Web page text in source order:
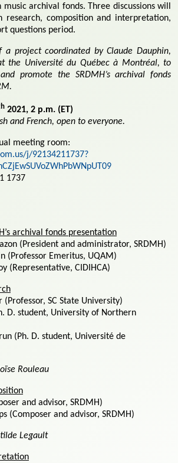
music archival fonds. Three discussions will
research, composition and interpretation,
questions period.
project coordinated by Claude Dauphin,
the Université du Québec à Montréal, to
promote the SRDMH’s archival fonds
2021, 2 p.m. (ET)
and French, open to everyone.
meeting room:
j/92134211737?
1737
archival fonds presentation
(President and administrator, SRDMH)
(Professor Emeritus, UQAM)
(Representative, CIDIHCA)
(Professor, SC State University)
D. student, University of Northern
(Ph. D. student, Université de
Rouleau
and advisor, SRDMH)
(Composer and advisor, SRDMH)
Legault